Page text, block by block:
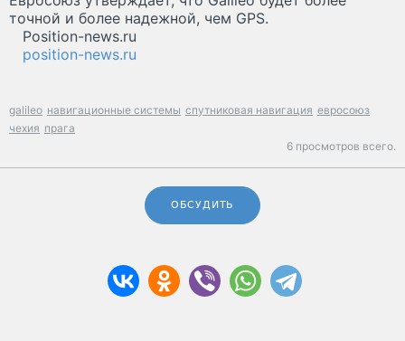
точной и более надежной, чем GPS.
Position-news.ru
position-news.ru
galileo навигационные системы спутниковая навигация евросоюз
чехия прага
6 просмотров всего.
ОБСУДИТЬ